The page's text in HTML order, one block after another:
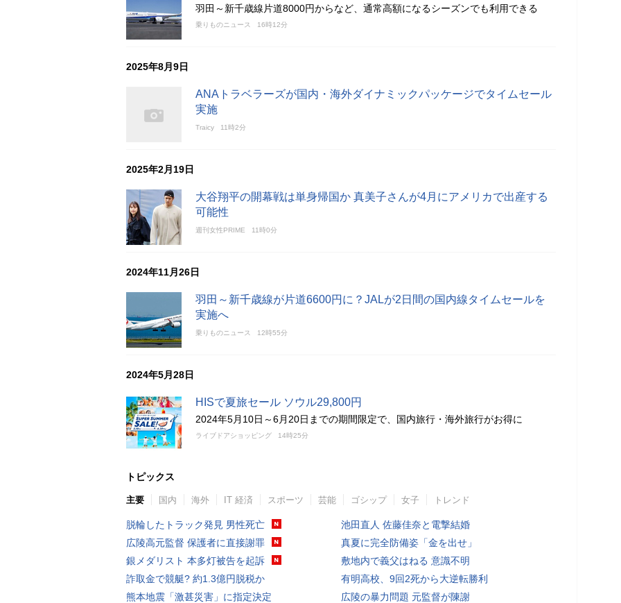
羽田～新千歳線片道8000円からなど、通常高額になるシーズンでも利用できる
乗りものニュース 16時12分
2025年8月9日
ANAトラベラーズが国内・海外ダイナミックパッケージでタイムセール
実施
Traicy 11時2分
2025年2月19日
大谷翔平の開幕戦は単身帰国か 真美子さんが4月にアメリカで出産する
可能性
週刊女性PRIME 11時0分
2024年11月26日
羽田～新千歳線が片道6600円に？JALが2日間の国内線タイムセールを
実施へ
乗りものニュース 12時55分
2024年5月28日
HISで夏旅セール ソウル29,800円
2024年5月10日～6月20日までの期間限定で、国内旅行・海外旅行がお得に
ライブドアショッピング 14時25分
トピックス
主要 国内 海外 IT 経済 スポーツ 芸能 ゴシップ 女子 トレンド
脱輪したトラック発見 男性死亡
広陵高元監督 保護者に直接謝罪
銀メダリスト 本多灯被告を起訴
詐取金で競艇? 約1.3億円脱税か
熊本地震「激甚災害」に指定決定
池田直人 佐藤佳奈と電撃結婚
真夏に完全防備姿「金を出せ」
敷地内で義父はねる 意識不明
有明高校、9回2死から大逆転勝利
広陵の暴力問題 元監督が陳謝